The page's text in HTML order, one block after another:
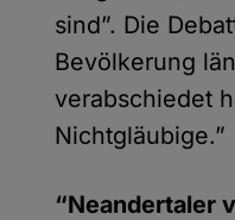
sind”. Die
Bevölkerung
verabschiedet
Nichtgläubige.”
“Neandertaler